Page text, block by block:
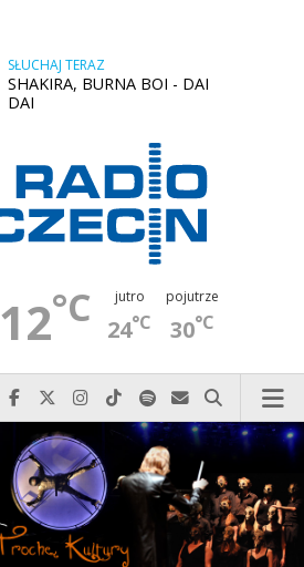
SŁUCHAJ TERAZ
SHAKIRA, BURNA BOI - DAI
DAI
12°C jutro
24°C
pojutrze
30°C
Najlepiej po prostu do nas zadzwoń
Odwiedź nas na Facebook-u
Odwiedź nas na X
Odwiedź nas na Instagram-ie
Odwiedź nas na TikTok-u
Szukaj nas na Spotify
Wyślij do nas
Szukaj